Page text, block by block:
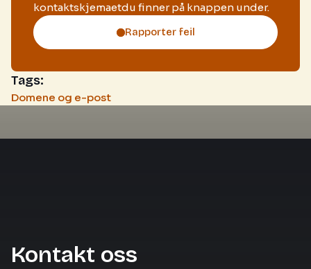
kontaktskjemaetdu finner på knappen under.
Rapporter feil
Tags:
Domene og e-post
Kontakt oss